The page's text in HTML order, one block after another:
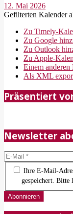
12. Mai 2026
Gefilterten Kalender
Zu Timely-
Zu Google
Zu Outlook
Zu Apple-
Einem
Als XML
2018-
05-
Präsentiert
Newsletter
Ihre E-Mail-
gespeichert. Bitte